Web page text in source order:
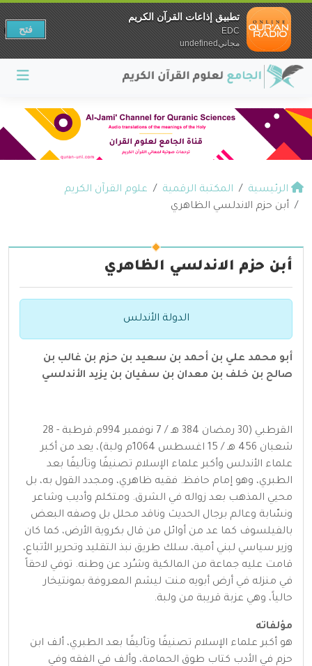
الرئيسية المكتبة الرقمية
علوم القرآن الكريم
أبن حزم الاندلسي الظاهري
أبن حزم الاندلسي الظاهري
الدولة الأندلس
أبو محمد علي بن أحمد بن سعيد بن حزم بن غالب بن
صالح بن خلف بن معدان بن سفيان بن يزيد الأندلسي
القرطبي (30 رمضان 384 هـ / 7 نوفمبر 994م.قرطبة - 28
شعبان 456 هـ / 15 اغسطس 1064م ولبة)، يعد من أكبر
علماء الأندلس وأكبر علماء الإسلام تصنيفًا وتأليفًا بعد
الطبري، وهو إمام حافظ. فقيه ظاهري، ومجدد القول به، بل
محيي المذهب بعد زواله في الشرق. ومتكلم وأديب وشاعر
ونسّابة وعالم برجال الحديث وناقد محلل بل وصفه البعض
بالفيلسوف كما عد من أوائل من قال بكروية الأرض، كما كان
وزير سياسي لبني أمية، سلك طريق نبذ التقليد وتحرير الأتباع،
قامت عليه جماعة من المالكية وشـُرد عن وطنه. توفي لاحقاً
في منزله في أرض أبويه منت ليشم المعروفة بمونتيخار
حالياً، وهي عزبة قريبة من ولبة.
مؤلفاته
هو أكبر علماء الإسلام تصنيفًا وتأليفًا بعد الطبري، ألف ابن
حزم في الأدب كتاب طوق الحمامة، وألف في الفقه وفي
تطبيق إذاعات القرآن الكريم
EDC
مجانيundefined
فتح